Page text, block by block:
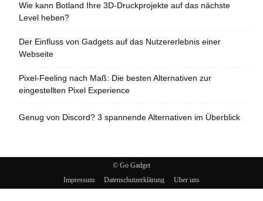
Wie kann Botland Ihre 3D-Druckprojekte auf das nächste
Level heben?
Der Einfluss von Gadgets auf das Nutzererlebnis einer
Webseite
Pixel-Feeling nach Maß: Die besten Alternativen zur
eingestellten Pixel Experience
Genug von Discord? 3 spannende Alternativen im Überblick
© Go Gadget
Impressum
Datenschutzerklärung Über uns